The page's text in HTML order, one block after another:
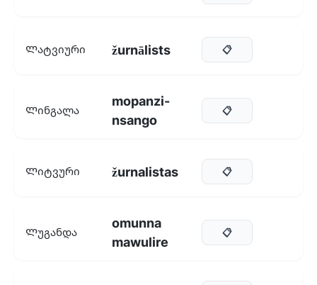
Ლატვიური žurnālists 📋
Ლინგალა
mopanzi-
nsango
📋
Ლიტვური žurnalistas 📋
Ლუგანდა
omunna
mawulire
📋